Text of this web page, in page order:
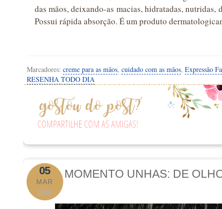
das mãos, deixando-as macias, hidratadas,
Possui rápida absorção. É um produto
Marcadores: creme para as mãos, cuidado com as mãos, Expressão
RESENHA TODO DIA
05
MAR
2015
MOMENTO UNHAS: DE